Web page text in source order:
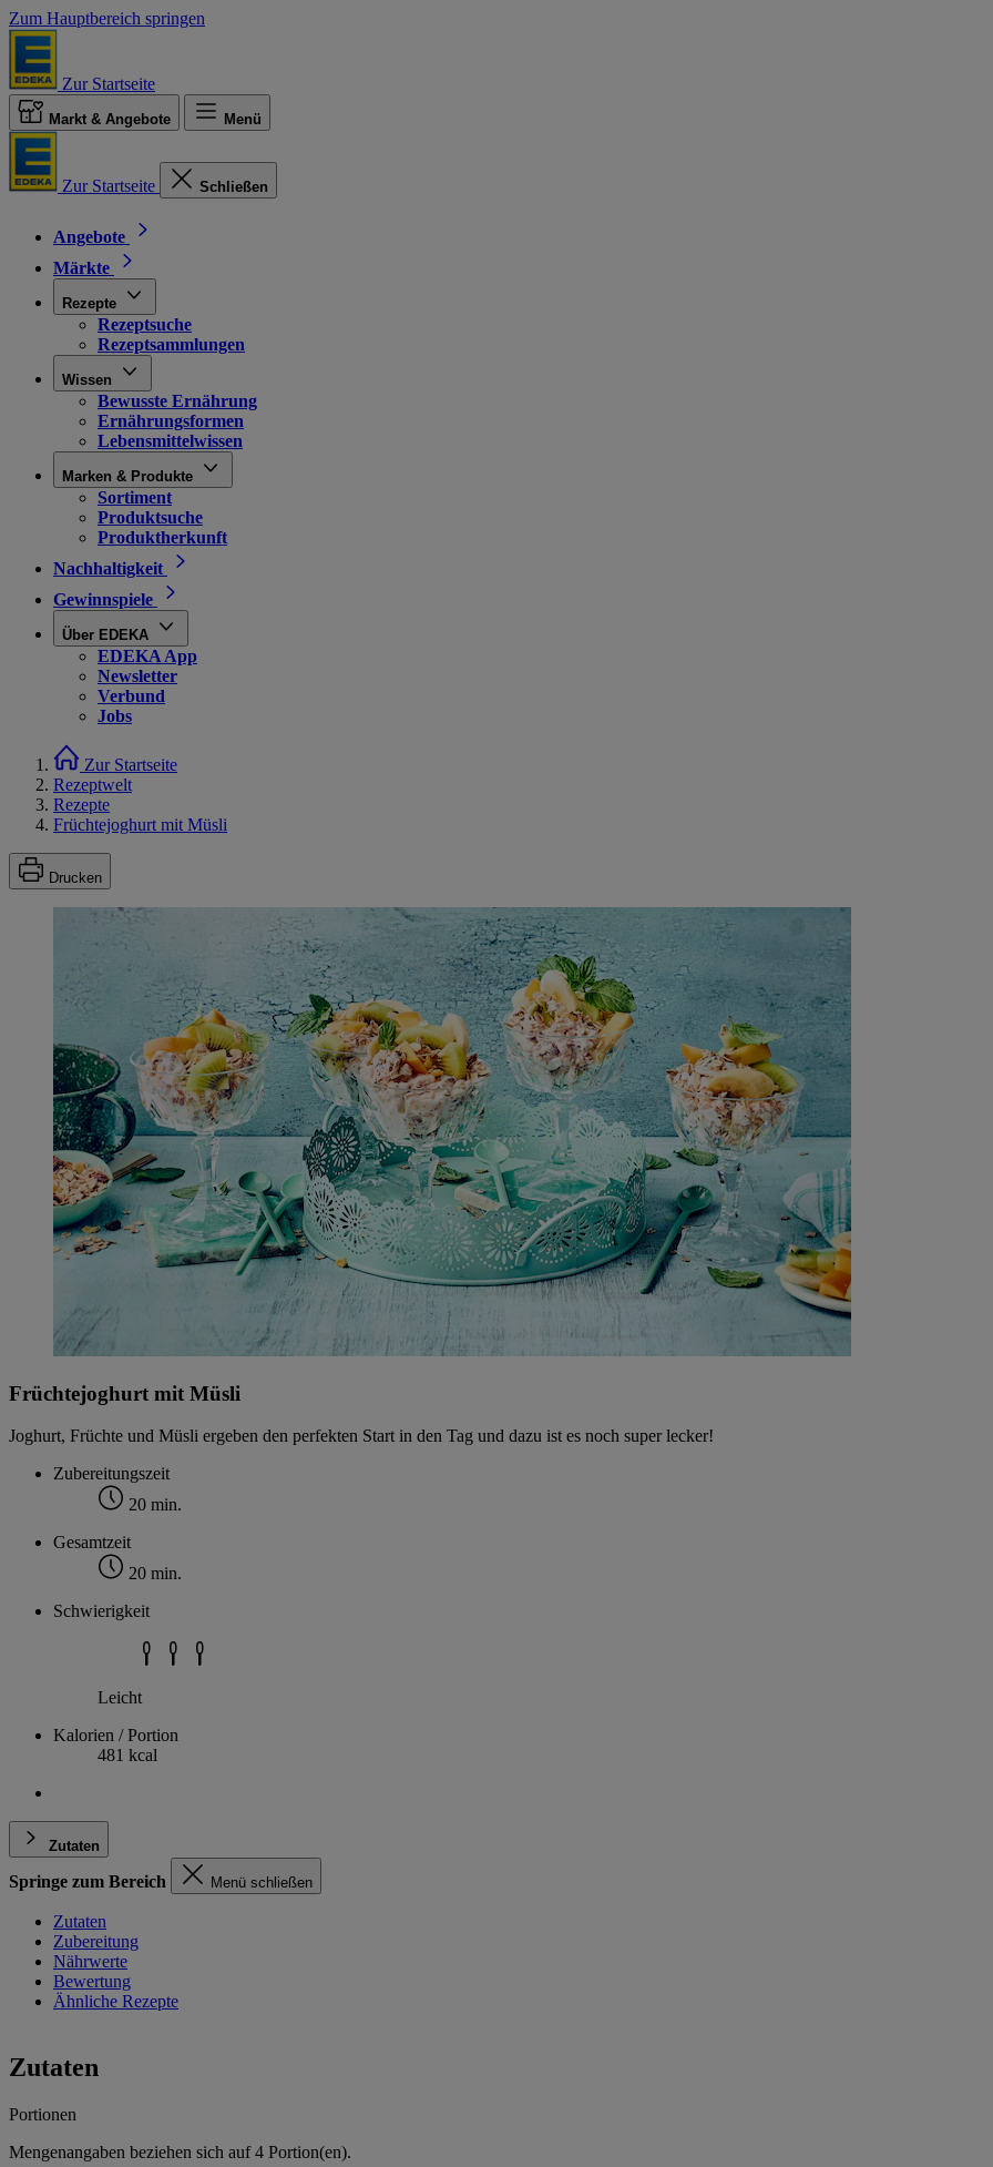
Zum Hauptbereich springen
Zur Startseite
Markt & Angebote Menü
Zur Startseite Schließen
Angebote
Märkte
Rezepte
Rezeptsuche
Rezeptsammlungen
Wissen
Bewusste Ernährung
Ernährungsformen
Lebensmittelwissen
Marken & Produkte
Sortiment
Produktsuche
Produktherkunft
Nachhaltigkeit
Gewinnspiele
Über EDEKA
EDEKA App
Newsletter
Verbund
Jobs
Zur Startseite
Rezeptwelt
Rezepte
Früchtejoghurt mit Müsli
Drucken
Früchtejoghurt mit Müsli
Joghurt, Früchte und Müsli ergeben den perfekten Start in den Tag und dazu ist es noch super lecker!
Zubereitungszeit
20 min.
Gesamtzeit
20 min.
Schwierigkeit
Leicht
Kalorien / Portion
481 kcal
Zutaten
Springe zum Bereich Menü schließen
Zutaten
Zubereitung
Nährwerte
Bewertung
Ähnliche Rezepte
Zutaten
Portionen
Mengenangaben beziehen sich auf4 Portion(en).